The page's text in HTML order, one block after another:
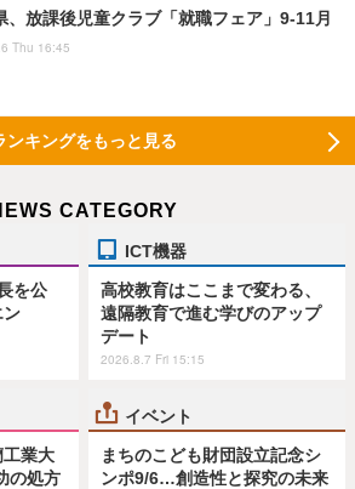
、放課後児童クラブ「就職フェア」9-11月
Thu 16:45
ンキングをもっと見る
CATEGORY
を公
ICT機器
高校教育はここまで変わる、
遠隔教育で進む学びのアップ
デート
2026.8.7 Fri 15:15
工業大
の処方
イベント
まちのこども財団設立記念シ
ンポ9/6…創造性と探究の未来